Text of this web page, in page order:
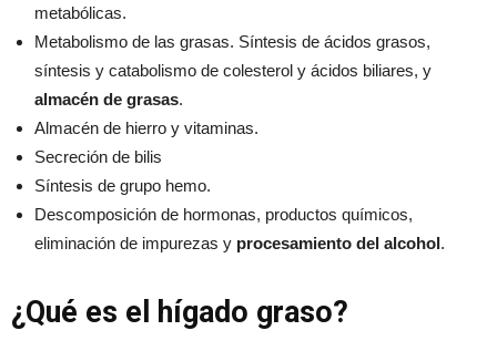
metabólicas.
Metabolismo de las grasas. Síntesis de ácidos grasos,
síntesis y catabolismo de colesterol y ácidos biliares, y
almacén de grasas.
Almacén de hierro y vitaminas.
Secreción de bilis
Síntesis de grupo hemo.
Descomposición de hormonas, productos químicos,
eliminación de impurezas y procesamiento del alcohol.
¿Qué es el hígado graso?